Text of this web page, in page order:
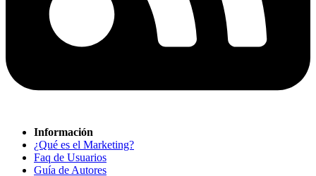
Información
¿Qué es el Marketing?
Faq de Usuarios
Guía de Autores